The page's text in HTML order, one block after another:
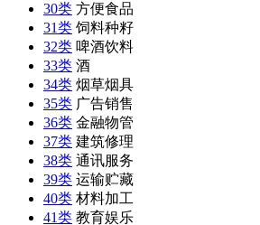
30类 方便食品
31类 饲料种籽
32类 啤酒饮料
33类 酒
34类 烟草烟具
35类 广告销售
36类 金融物管
37类 建筑修理
38类 通讯服务
39类 运输贮藏
40类 材料加工
41类 教育娱乐